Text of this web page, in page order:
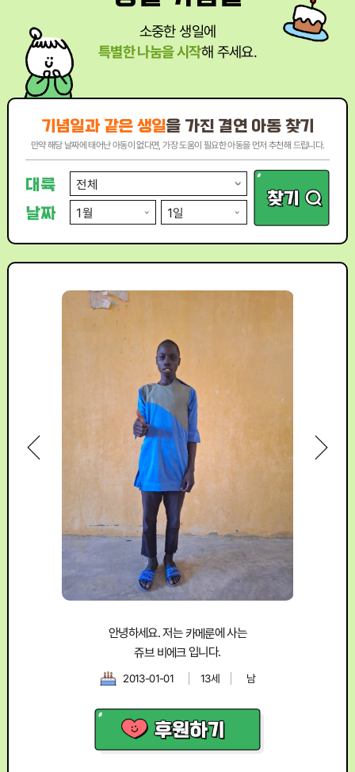
소중한 생일에
특별한 나눔을 시작해 주세요.
기념일과 같은 생일을 가진 결연 아동 찾기
만약 해당 날짜에 태어난 아동이 없다면, 가장 도움이 필요한 아동을 먼저 추천해 드립니다.
대륙
날짜
안녕하세요. 저는카메룬에 사는
쥬브 비에크입니다.
2013-01-01 13세 남